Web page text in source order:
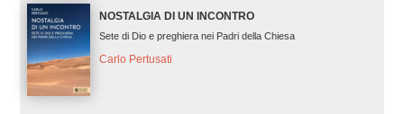
NOSTALGIA DI UN INCONTRO
Sete di Dio e preghiera nei Padri della Chiesa
Carlo Pertusati